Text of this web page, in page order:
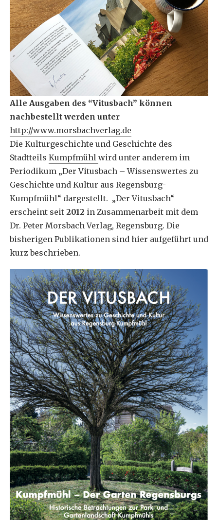
Alle Ausgaben des “Vitusbach” können
nachbestellt werden unter
http://www.morsbachverlag.de
Die Kulturgeschichte und Geschichte des
Stadtteils Kumpfmühl wird unter anderem im
Periodikum „Der Vitusbach – Wissenswertes zu
Geschichte und Kultur aus Regensburg-
Kumpfmühl“ dargestellt. „Der Vitusbach“
erscheint seit 2012 in Zusammenarbeit mit dem
Dr. Peter Morsbach Verlag, Regensburg. Die
bisherigen Publikationen sind hier aufgeführt und
kurz beschrieben.